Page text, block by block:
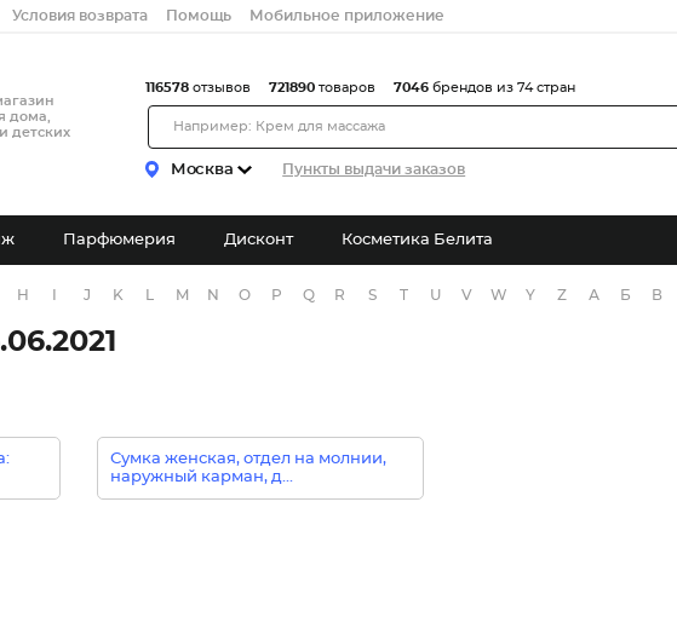
Условия возврата Помощь Мобильное приложение
дома,
детских
Москва Пункты выдачи заказов
116578 отзывов 721890 товаров 7046 брендов из 74 стран
Парфюмерия Дисконт Косметика Белита
H J K M N O P Q R S T U V W Y Z А Б В
Сумка женская, отдел на молнии,
наружный карман, д...